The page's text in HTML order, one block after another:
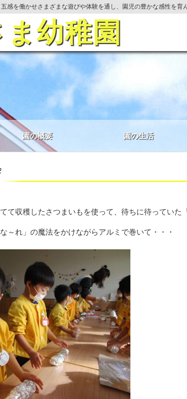
感を働かせさまざまな遊びや体験を通し、園児の豊かな感性を育
幼稚園
園の概要 園の生活
て収穫したさつまいもを使って、待ちに待っていた
～れ」の魔法をかけながらアルミで巻いて・・・